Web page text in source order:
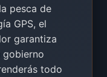
pesca de
GPS, el
garantiza
gobierno
todo